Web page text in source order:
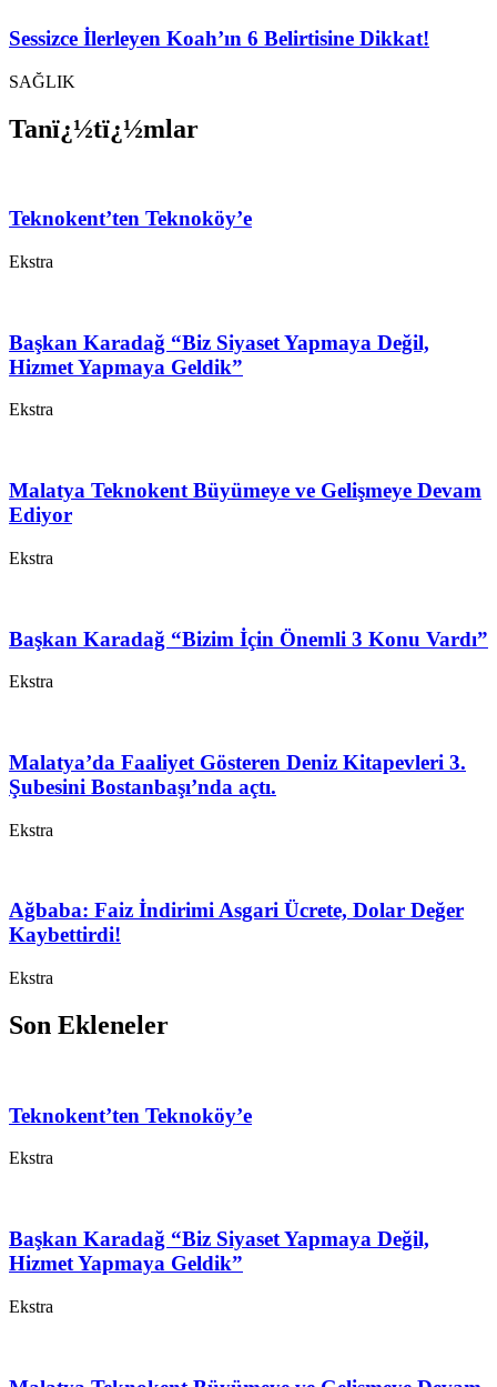
Sessizce İlerleyen Koah’ın 6 Belirtisine Dikkat!
SAĞLIK
Tanï¿½tï¿½mlar
Teknokent’ten Teknoköy’e
Ekstra
Başkan Karadağ “Biz Siyaset Yapmaya Değil,
Hizmet Yapmaya Geldik”
Ekstra
Malatya Teknokent Büyümeye ve Gelişmeye Devam
Ediyor
Ekstra
Başkan Karadağ “Bizim İçin Önemli 3 Konu Vardı”
Ekstra
Malatya’da Faaliyet Gösteren Deniz Kitapevleri 3.
Şubesini Bostanbaşı’nda açtı.
Ekstra
Ağbaba: Faiz İndirimi Asgari Ücrete, Dolar Değer
Kaybettirdi!
Ekstra
Son Ekleneler
Teknokent’ten Teknoköy’e
Ekstra
Başkan Karadağ “Biz Siyaset Yapmaya Değil,
Hizmet Yapmaya Geldik”
Ekstra